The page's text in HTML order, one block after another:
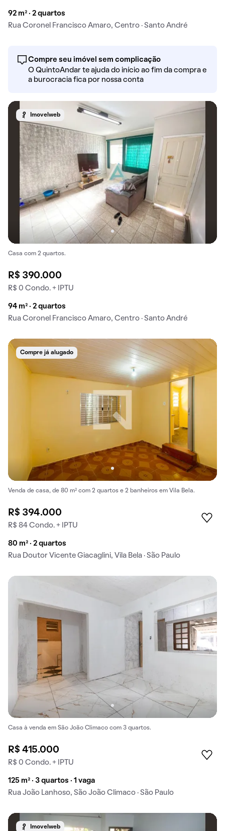
92 m² · 2 quartos
Rua Coronel Francisco Amaro, Centro · Santo André
Compre seu imóvel sem complicação
O QuintoAndar te ajuda do início ao fim da compra e
a burocracia fica por nossa conta
Imovelweb
Casa com 2 quartos.
R$ 390.000
R$ 0 Condo. + IPTU
94 m² · 2 quartos
Rua Coronel Francisco Amaro, Centro · Santo André
Compre já alugado
Venda de casa, de 80 m² com 2 quartos e 2 banheiros em Vila Bela.
R$ 394.000
R$ 84 Condo. + IPTU
80 m² · 2 quartos
Rua Doutor Vicente Giacaglini, Vila Bela · São Paulo
Casa à venda em São João Climaco com 3 quartos.
R$ 415.000
R$ 0 Condo. + IPTU
125 m² · 3 quartos · 1 vaga
Rua João Lanhoso, São João Climaco · São Paulo
Imovelweb